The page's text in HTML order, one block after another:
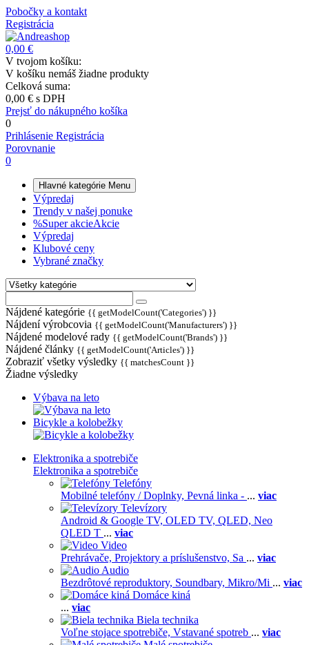
Pobočky a kontakt
Registrácia
0,00 €
V tvojom košíku:
V košíku nemáš žiadne produkty
Celková suma:
0,00 € s DPH
Prejsť do nákupného košíka
0
Prihlásenie Registrácia
Porovnanie
0
Hlavné kategórie Menu
Výpredaj
Trendy v našej ponuke
%Super akcieAkcie
Výpredaj
Klubové ceny
Vybrané značky
Nájdené kategórie {{ getModelCount('Categories') }}
Nájdení výrobcovia {{ getModelCount('Manufacturers') }}
Nájdené modelové rady {{ getModelCount('Brands') }}
Nájdené články {{ getModelCount('Articles') }}
Zobraziť všetky výsledky {{ matchesCount }}
Žiadne výsledky
Výbava na leto
Bicykle a kolobežky
Elektronika a spotrebiče
Elektronika a spotrebiče
Telefóny
Mobilné telefóny / Doplnky, Pevná linka - ... viac
Televízory
Android & Google TV, OLED TV, QLED, Neo
QLED T ... viac
Video
Prehrávače, Projektory a príslušenstvo, Sa ... viac
Audio
Bezdrôtové reproduktory, Soundbary, Mikro/Mi ... viac
Domáce kiná
... viac
Biela technika
Voľne stojace spotrebiče, Vstavané spotreb ... viac